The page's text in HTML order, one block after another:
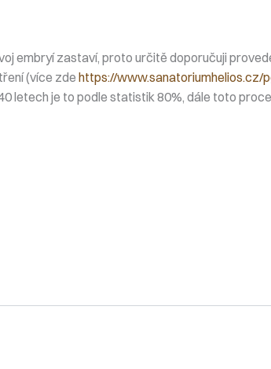
embryí zastaví, proto určitě doporučuji
(více zdehttps://www.sanatoriumhelios.cz/
letech je to podle statistik 80%, dále toto